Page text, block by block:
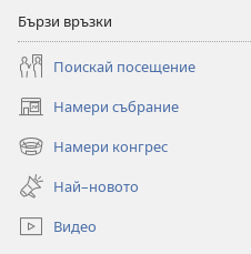
Бързи връзки
Поискай посещение
Намери събрание
(отваря
нов
прозорец)
Намери конгрес
(отваря
нов
прозорец)
Най–новото
Видео